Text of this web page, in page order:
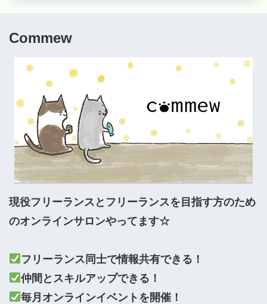
Commew
現役フリーランスとフリーランスを目指す方のため
のオンラインサロンやってます☆
毎月オンラインイベントを開催！